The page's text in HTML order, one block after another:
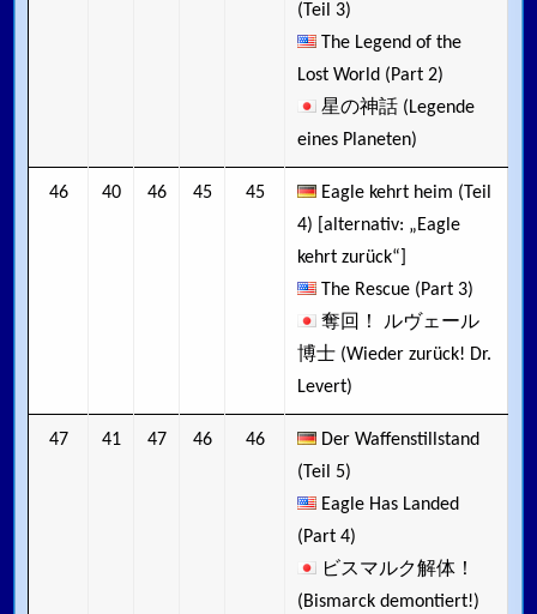
(Teil 3)
The Legend of the
Lost World (Part 2)
星の神話 (Legende
eines Planeten)
46 40 46 45 45
Eagle kehrt heim (Teil
4) [alternativ: „Eagle
kehrt zurück“]
The Rescue (Part 3)
奪回！ ルヴェール
博士 (Wieder zurück! Dr.
Levert)
47 41 47 46 46
Der Waffenstillstand
(Teil 5)
Eagle Has Landed
(Part 4)
ビスマルク解体！
(Bismarck demontiert!)